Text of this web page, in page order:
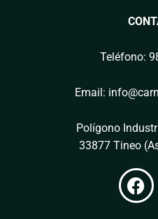
Teléfono:
Email:
Polígono
33877 Tineo